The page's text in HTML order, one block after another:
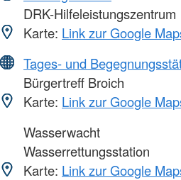
DRK-Hilfeleistungszentrum
Karte: Link zur Google
Tages- und
Bürgertreff Broich
Karte: Link zur Google
Wasserwacht
Wasserrettungsstation
Karte: Link zur Google